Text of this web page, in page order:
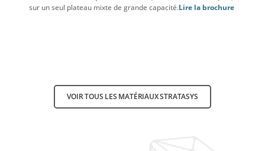
sur un seul plateau mixte de grande capacité.Lire la brochure
VOIR TOUS LES MATÉRIAUX STRATASYS